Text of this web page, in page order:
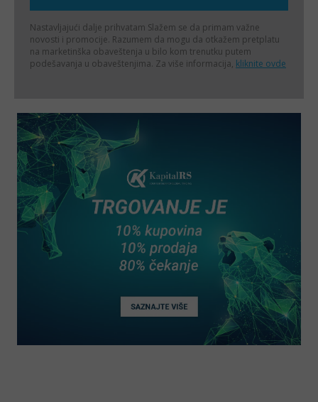
Nastavljajući dalje prihvatam Slažem se da primam važne
novosti i promocije. Razumem da mogu da otkažem pretplatu
na marketinška obaveštenja u bilo kom trenutku putem
podešavanja u obaveštenjima. Za više informacija, kliknite ovde